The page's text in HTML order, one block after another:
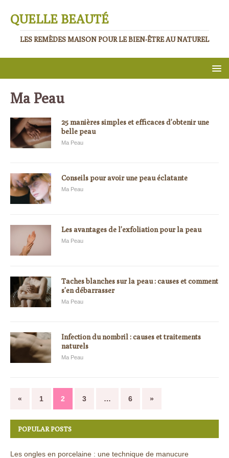
QUELLE BEAUTÉ
LES REMÈDES MAISON POUR LE BIEN-ÊTRE AU NATUREL
Ma Peau
25 manières simples et efficaces d’obtenir une
belle peau
Ma Peau
Conseils pour avoir une peau éclatante
Ma Peau
Les avantages de l’exfoliation pour la peau
Ma Peau
Taches blanches sur la peau : causes et comment
s’en débarrasser
Ma Peau
Infection du nombril : causes et traitements
naturels
Ma Peau
« 1 2 3 … 6 »
POPULAR POSTS
Les ongles en porcelaine : une technique de manucure